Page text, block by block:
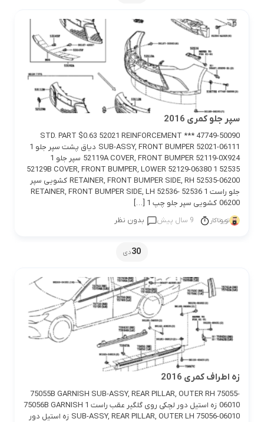
سپر جلو کمری 2016
47749-50090 *** STD. PART $0.63 52021 REINFORCEMENT
SUB-ASSY, FRONT BUMPER 52021-06111 دیاق پشت سپر جلو 1
52119A COVER, FRONT BUMPER 52119-0X924 سپر جلو 1
52129B COVER, FRONT BUMPER, LOWER 52129-06380 1 52535
RETAINER, FRONT BUMPER SIDE, RH 52535-06200 کشویی سپر
جلو راست 1 52536 RETAINER, FRONT BUMPER SIDE, LH 52536-
06200 کشویی سپر جلو چپ 1 […]
تویوتاکار 9 سال پیش بدون نظر
30دی
زه اطراف کمری 2016
75055B GARNISH SUB-ASSY, REAR PILLAR, OUTER RH 75055-
06010 زه استیل دور لچکی روی گلگیر عقب راست 1 75056B GARNISH
SUB-ASSY, REAR PILLAR, OUTER LH 75056-06010 زه استیل دور